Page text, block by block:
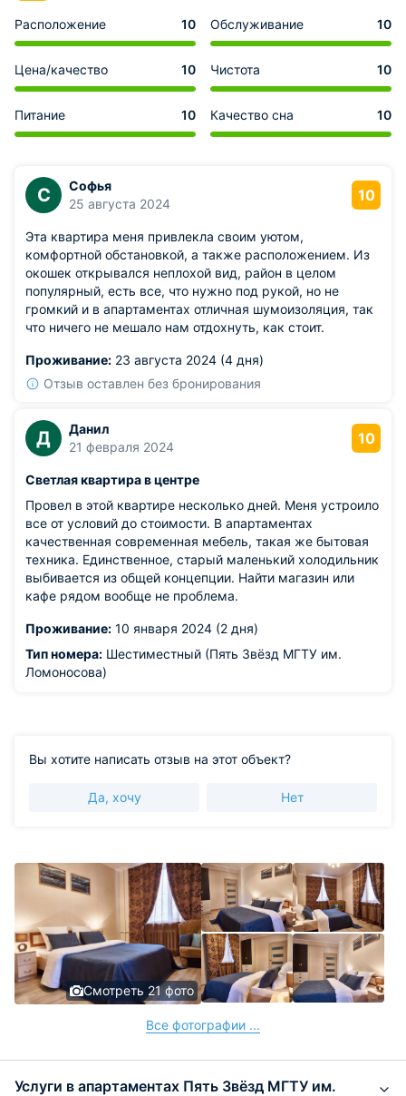
Расположение 10 Обслуживание 10
Цена/качество 10 Чистота 10
Питание 10 Качество сна 10
С
Софья
25 августа 2024
10
Эта квартира меня привлекла своим уютом,
комфортной обстановкой, а также расположением. Из
окошек открывался неплохой вид, район в целом
популярный, есть все, что нужно под рукой, но не
громкий и в апартаментах отличная шумоизоляция, так
что ничего не мешало нам отдохнуть, как стоит.
Проживание: 23 августа 2024 (4 дня)
Отзыв оставлен без бронирования
Д
Данил
21 февраля 2024
10
Светлая квартира в центре
Провел в этой квартире несколько дней. Меня устроило
все от условий до стоимости. В апартаментах
качественная современная мебель, такая же бытовая
техника. Единственное, старый маленький холодильник
выбивается из общей концепции. Найти магазин или
кафе рядом вообще не проблема.
Проживание: 10 января 2024 (2 дня)
Тип номера: Шестиместный (Пять Звёзд МГТУ им.
Ломоносова)
Вы хотите написать отзыв на этот объект?
Да, хочу Нет
Смотреть 21 фото
Все фотографии ...
Услуги в апартаментах Пять Звёзд МГТУ им.